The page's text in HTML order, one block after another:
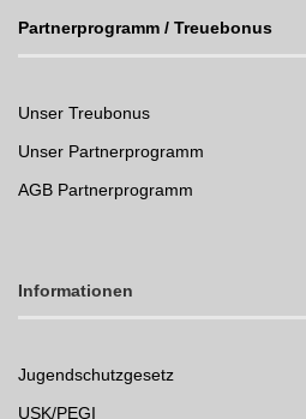
Partnerprogramm / Treuebonus
Unser Treubonus
Unser Partnerprogramm
AGB Partnerprogramm
Informationen
Jugendschutzgesetz
USK/PEGI